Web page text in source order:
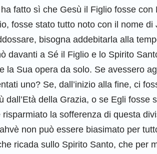
fatto sì che Gesù il Figlio fosse
fosse stato tutto noto con il nome
bisogna addebitarla alla
davanti a Sé il Figlio e lo Spirito
la Sua opera da solo. Se avessero
uno? Se, dall’inizio alla fine, ci
dall’Età della Grazia, o se Egli fosse
la sofferenza di questa
non può essere biasimato per
ricada sullo Spirito Santo, che per